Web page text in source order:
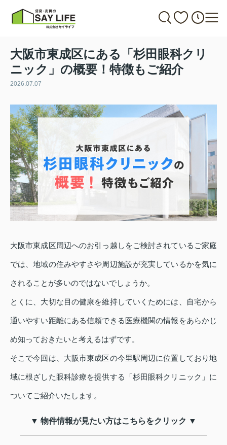
大阪市東成区にある「杉田眼科クリ
ニック」の概要！特徴もご紹介
2026.07.07
大阪市東成区周辺へのお引っ越しをご検討されているご家庭
では、地域の住みやすさや周辺施設が充実しているかを気に
されることが多いのではないでしょうか。
とくに、大切な目の健康を維持していくためには、自宅から
通いやすい距離にある信頼できる医療機関の情報をあらかじ
め知っておきたいと考えるはずです。
そこで今回は、大阪市東成区の今里駅周辺に位置しており地
域に根ざした眼科診療を提供する「杉田眼科クリニック」に
ついてご紹介いたします。
▼ 物件情報が見たい方はこちらをクリック ▼